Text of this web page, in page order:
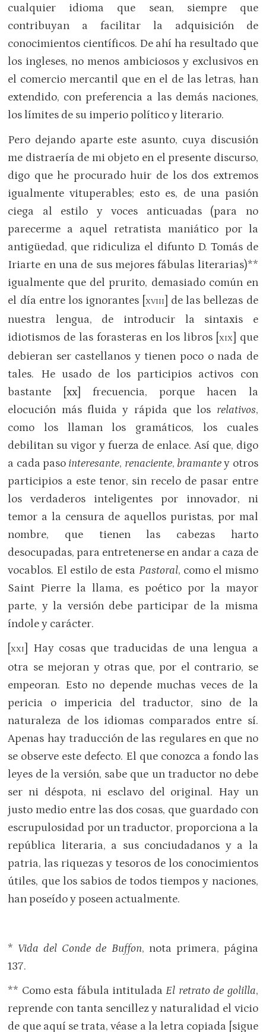
cualquier idioma que sean, siempre que
contribuyan a facilitar la adquisición de
conocimientos científicos. De ahí ha resultado que
los ingleses, no menos ambiciosos y exclusivos en
el comercio mercantil que en el de las letras, han
extendido, con preferencia a las demás naciones,
los límites de su imperio político y literario.
Pero dejando aparte este asunto, cuya discusión
me distraería de mi objeto en el presente discurso,
digo que he procurado huir de los dos extremos
igualmente vituperables; esto es, de una pasión
ciega al estilo y voces anticuadas (para no
parecerme a aquel retratista maniático por la
antigüedad, que ridiculiza el difunto D. Tomás de
Iriarte en una de sus mejores fábulas literarias)**
igualmente que del prurito, demasiado común en
el día entre los ignorantes [
XVIII
] de las bellezas de
nuestra lengua, de introducir la sintaxis e
idiotismos de las forasteras en los libros [
XIX
] que
debieran ser castellanos y tienen poco o nada de
tales. He usado de los participios activos con
bastante [xx] frecuencia, porque hacen la
elocución más fluida y rápida que los relativos,
como los llaman los gramáticos, los cuales
debilitan su vigor y fuerza de enlace. Así que, digo
a cada paso interesante, renaciente, bramantey otros
participios a este tenor, sin recelo de pasar entre
los verdaderos inteligentes por innovador, ni
temor a la censura de aquellos puristas, por mal
nombre, que tienen las cabezas harto
desocupadas, para entretenerse en andar a caza de
vocablos. El estilo de esta Pastoral, como el mismo
Saint Pierre la llama, es poético por la mayor
parte, y la versión debe participar de la misma
índole y carácter.
[XXI
] Hay cosas que traducidas de una lengua a
otra se mejoran y otras que, por el contrario, se
empeoran. Esto no depende muchas veces de la
pericia o impericia del traductor, sino de la
naturaleza de los idiomas comparados entre sí.
Apenas hay traducción de las regulares en que no
se observe este defecto. El que conozca a fondo las
leyes de la versión, sabe que un traductor no debe
ser ni déspota, ni esclavo del original. Hay un
justo medio entre las dos cosas, que guardado con
escrupulosidad por un traductor, proporciona a la
república literaria, a sus conciudadanos y a la
patria, las riquezas y tesoros de los conocimientos
útiles, que los sabios de todos tiempos y naciones,
han poseído y poseen actualmente.
* Vida del Conde de Buffon, nota primera, página
137.
** Como esta fábula intituladaEl retrato de golilla,
reprende con tanta sencillez y naturalidad el vicio
de que aquí se trata, véase a la letra copiada [sigue